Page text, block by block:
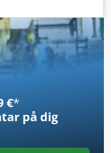
€*
på dig